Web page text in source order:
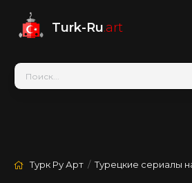
Turk-Ru.art
Турк Ру Арт /Турецкие сериалы